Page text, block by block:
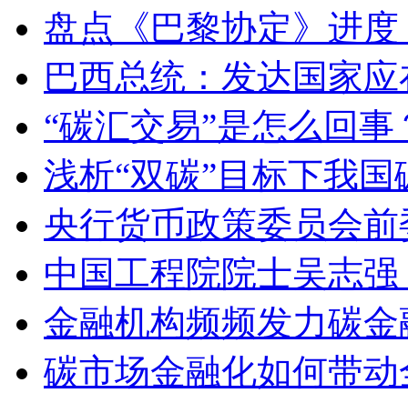
盘点《巴黎协定》进
巴西总统：发达国家
“碳汇交易”是怎么回事
浅析“双碳”目标下我
央行货币政策委员会
中国工程院院士吴志
金融机构频频发力碳
碳市场金融化如何带